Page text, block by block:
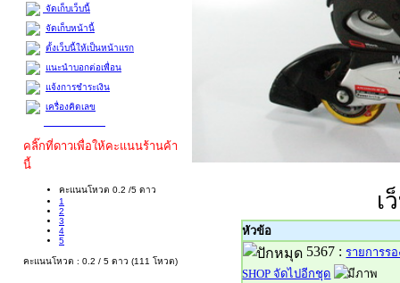
จัดเก็บเว็บนี้
จัดเก็บหน้านี้
ตั้งเว็บนี้ให้เป็นหน้าแรก
แนะนำบอกต่อเพื่อน
แจ้งการชำระเงิน
เครื่องคิดเลข
คลิ๊กที่ดาวเพื่อให้คะแนนร้านค้า
นี้
คะแนนโหวต 0.2 /5 ดาว
1
2
3
4
5
คะแนนโหวต : 0.2 / 5 ดาว (111 โหวต)
เ
หัวข้อ
5367 :รายการรอ